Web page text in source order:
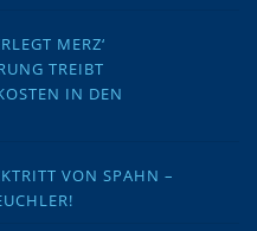
MERZ‘
TREIBT
IN DEN
VON SPAHN –